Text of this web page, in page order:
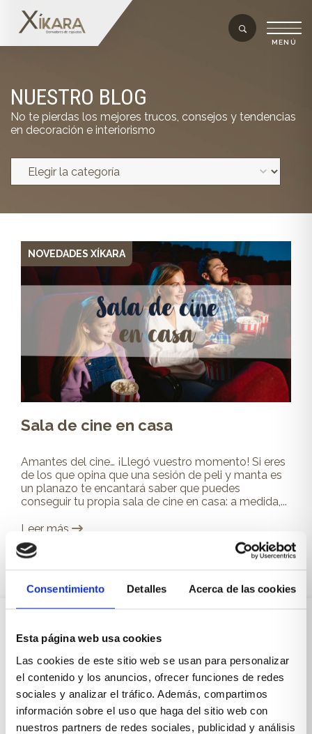
Consentimiento Detalles Acerca de las cookies
Esta página web usa cookies
Las cookies de este sitio web se usan para personalizar
el contenido y los anuncios, ofrecer funciones de redes
sociales y analizar el tráfico. Además, compartimos
información sobre el uso que haga del sitio web con
nuestros partners de redes sociales, publicidad y análisis
NUESTRO BLOG
No te pierdas los mejores trucos, consejos y tendencias
en decoración e interiorismo
NOVEDADES XÍKARA
Sala de cine en casa
Amantes del cine… ¡Llegó vuestro momento! Si eres
de los que opina que una sesión de peli y manta es
un planazo te encantará saber que puedes
conseguir tu propia sala de cine en casa: a medida,...
Leer más
Sobre Xíkara
Inicio
Blog